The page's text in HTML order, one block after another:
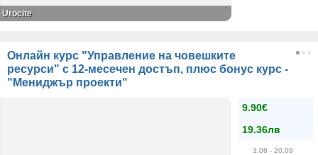
Urocite
Онлайн курс "Управление на човешките
ресурси" с 12-месечен достъп, плюс бонус курс -
"Мениджър проекти"
9.90€
19.36лв
3.06 - 20.09